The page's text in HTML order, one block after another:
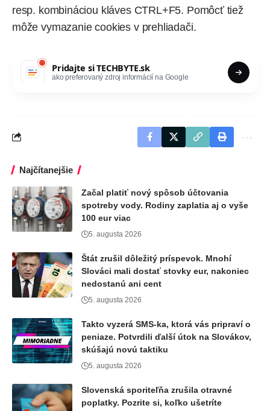
resp. kombináciou kláves CTRL+F5. Pomôcť tiež
môže vymazanie cookies v prehliadači.
Pridajte siTECHBYTE.sk
ako preferovaný zdroj informácií na Google
Najčítanejšie
Začal platiť nový spôsob účtovania
spotreby vody. Rodiny zaplatia aj o vyše
100 eur viac
5. augusta 2026
Štát zrušil dôležitý príspevok. Mnohí
Slováci mali dostať stovky eur, nakoniec
nedostanú ani cent
5. augusta 2026
Takto vyzerá SMS-ka, ktorá vás pripraví o
peniaze. Potvrdili ďalší útok na Slovákov,
skúšajú novú taktiku
5. augusta 2026
Slovenská sporiteľňa zrušila otravné
poplatky. Pozrite si, koľko ušetríte